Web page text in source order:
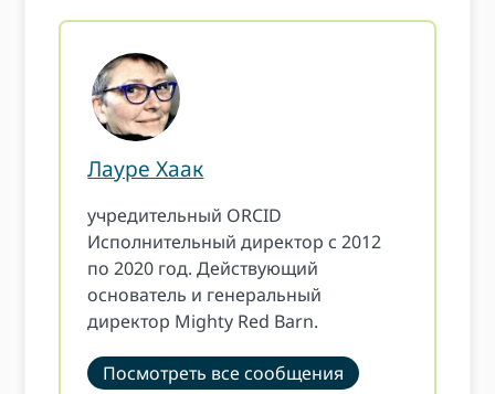
Лауре Хаак
учредительный ORCID
Исполнительный директор с 2012
по 2020 год. Действующий
основатель и генеральный
директор Mighty Red Barn.
Посмотреть все сообщения